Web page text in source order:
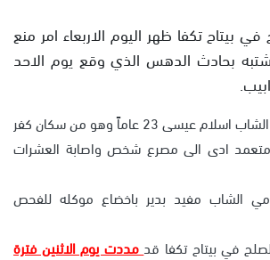
بيتاح تكفا ظهر اليوم الاربعاء امر منع
بحادث الدهس الذي وقع يوم الاحد
وتشتبه الشرطة بقيام الشاب اسلام عيسى 23 عاماً وهو من سكان كفر
ادى الى مصرع شخص واصابة العشرات
الشاب مفيد بدير باخضاع موكله للفحص
في بيتاح تكفا قد مددت يوم الاثنين فترة